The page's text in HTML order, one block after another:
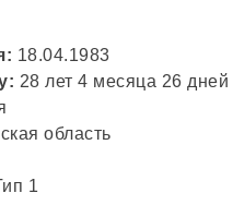
18.04.1983
28 лет 4 месяца 26 дней
область
1